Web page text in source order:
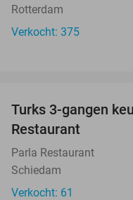
Rotterdam
Verkocht: 375
Turks 3-gangen
Restaurant
Parla Restaurant
Schiedam
Verkocht: 61